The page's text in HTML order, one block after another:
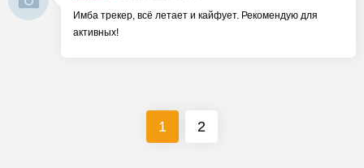
Имба трекер, всё летает и кайфует. Рекомендую для
активных!
1 2